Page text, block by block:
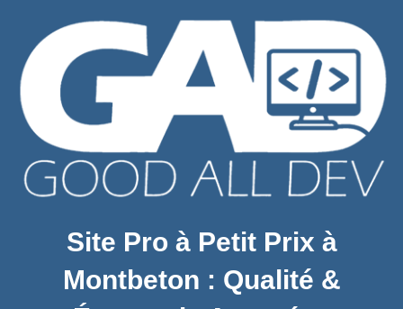
Site Pro à Petit Prix à
Montbeton : Qualité &